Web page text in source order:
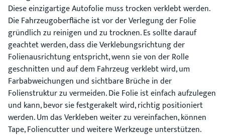
Diese einzigartige Autofolie muss trocken verklebt werden.
Die Fahrzeugoberfläche ist vor der Verlegung der Folie
gründlich zu reinigen und zu trocknen. Es sollte darauf
geachtet werden, dass die Verklebungsrichtung der
Folienausrichtung entspricht, wenn sie von der Rolle
geschnitten und auf dem Fahrzeug verklebt wird, um
Farbabweichungen und sichtbare Brüche in der
Folienstruktur zu vermeiden. Die Folie ist einfach aufzulegen
und kann, bevor sie festgerakelt wird, richtig positioniert
werden. Um das Verkleben weiter zu vereinfachen, können
Tape, Foliencutter und weitere Werkzeuge unterstützen.